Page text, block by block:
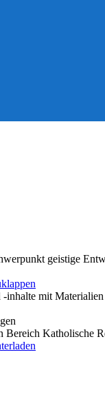
geistige
inhalte mit Materialien
Bereich Katholische